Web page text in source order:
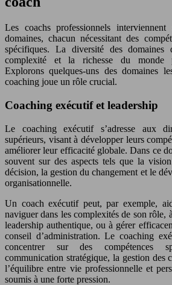
Les coachs professionnels
domaines, chacun nécessitant des
spécifiques. La diversité des domaines
complexité et la richesse du monde
Explorons quelques-uns des domaines
coaching joue un rôle crucial.
Coaching exécutif et leadership
Le coaching exécutif s’adresse aux
supérieurs, visant à développer leurs
améliorer leur efficacité globale. Dans ce
souvent sur des aspects tels que la
décision, la gestion du changement et le
organisationnelle.
Un coach exécutif peut, par exemple,
naviguer dans les complexités de son rôle,
leadership authentique, ou à gérer
conseil d’administration. Le coaching
concentrer sur des compétences
communication stratégique, la gestion des
l’équilibre entre vie professionnelle et
soumis à une forte pression.